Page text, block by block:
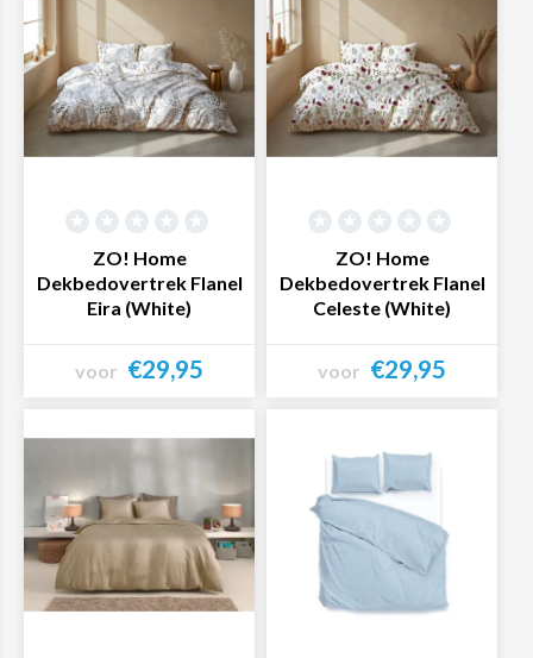
ZO! Home
Dekbedovertrek Flanel
Eira (White)
voor €29,95
ZO! Home
Dekbedovertrek Flanel
Celeste (White)
voor €29,95